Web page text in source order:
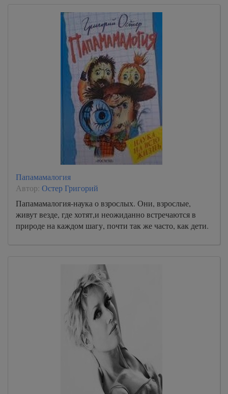
Папамамалогия
Автор: Остер Григорий
Папамамалогия-наука о взрослых. Они, взрослые,
живут везде, где хотят,и неожиданно встречаются в
природе на каждом шагу, почти так же часто, как дети.